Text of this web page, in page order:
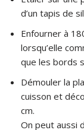
d’un tapis de
Enfourner à
lorsqu’elle
que les bords
Démouler la
cuisson et
cm.
On peut aussi